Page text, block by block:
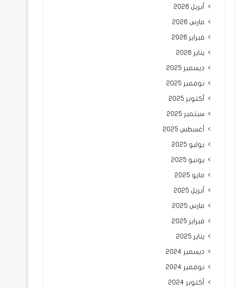
أبريل 2026
مارس 2026
فبراير 2026
يناير 2026
ديسمبر 2025
نوفمبر 2025
أكتوبر 2025
سبتمبر 2025
أغسطس 2025
يوليو 2025
يونيو 2025
مايو 2025
أبريل 2025
مارس 2025
فبراير 2025
يناير 2025
ديسمبر 2024
نوفمبر 2024
أكتوبر 2024